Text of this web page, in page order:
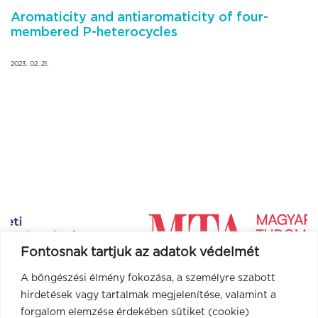
Fontosnak tartjuk az adatok védelmét
A böngészési élmény fokozása, a személyre szabott
hirdetések vagy tartalmak megjelenítése, valamint a
forgalom elemzése érdekében sütiket (cookie)
Aromaticity and antiaromaticity of four-
membered P-heterocycles
2023. 02. 21.